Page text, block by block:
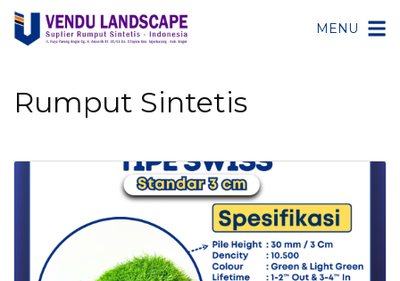
MENU
Rumput Sintetis